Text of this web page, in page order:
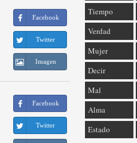
Facebook
Twitter
Imagen
Facebook
Twitter
Tiempo
Verdad
Mujer
Decir
Mal
Alma
Estado